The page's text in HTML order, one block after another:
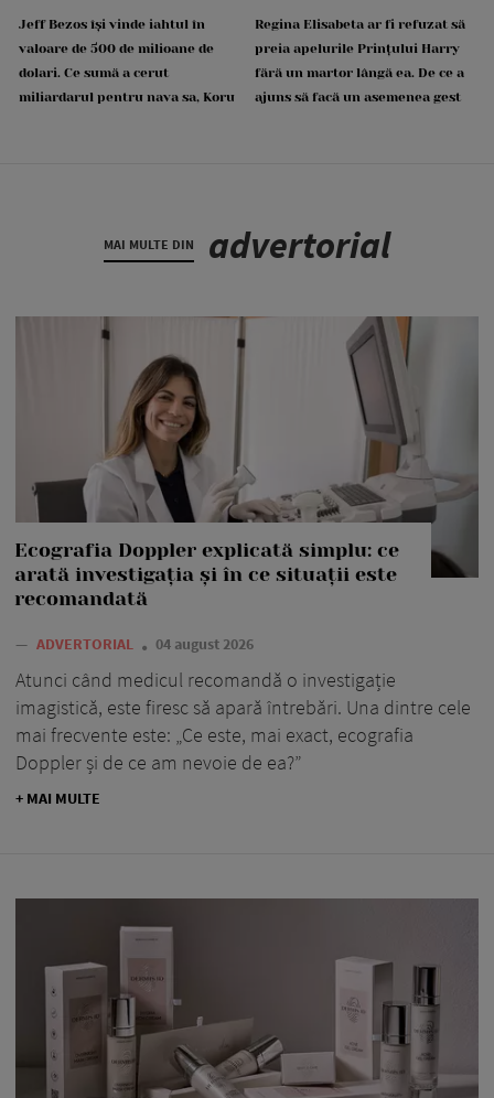
Jeff Bezos își vinde iahtul în
valoare de 500 de milioane de
dolari. Ce sumă a cerut
miliardarul pentru nava sa, Koru
Regina Elisabeta ar fi refuzat să
preia apelurile Prințului Harry
fără un martor lângă ea. De ce a
ajuns să facă un asemenea gest
MAI MULTE DIN advertorial
Ecografia Doppler explicată simplu: ce
arată investigația și în ce situații este
recomandată
— ADVERTORIAL 04 august 2026
Atunci când medicul recomandă o investigație
imagistică, este firesc să apară întrebări. Una dintre cele
mai frecvente este: „Ce este, mai exact, ecografia
Doppler și de ce am nevoie de ea?”
+ MAI MULTE